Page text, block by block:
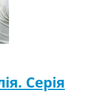
Серія